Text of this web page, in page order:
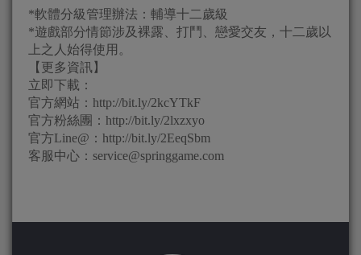
*軟體分級管理辦法：輔導十二歲級
*遊戲部分情節涉及裸露、打鬥、戀愛交友，十二歲以
上之人始得使用。
【更多資訊】
立即下載：
官方網站：http://bit.ly/2kcYTkF
官方粉絲團：http://bit.ly/2lxzxyo
官方Line@：http://bit.ly/2EeqSbm
客服中心： service@springgame.com